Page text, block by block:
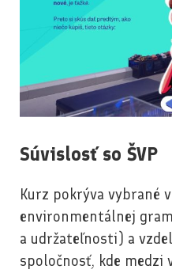
Súvislosť so ŠVP
Kurz pokrýva vybrané
environmentálnej
a udržateľnosti) a
spoločnosť, kde medzi